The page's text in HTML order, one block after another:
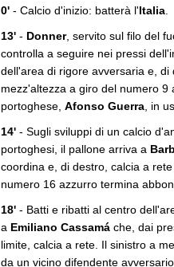
0' - Calcio d'inizio: batterà l'Italia
13' - Donner, servito sul filo del
controlla a seguire nei pressi
dell'area di rigore avversaria e,
mezz'altezza a giro del numero
portoghese, Afonso Guerra , in
14' - Sugli sviluppi di un calcio
portoghesi, il pallone arriva a
coordina e, di destro, calcia a
numero 16 azzurro termina
18' - Batti e ribatti al centro
a Emiliano Cassamá che, dai
limite, calcia a rete. Il sinistro a
da un vicino difendente avversario.